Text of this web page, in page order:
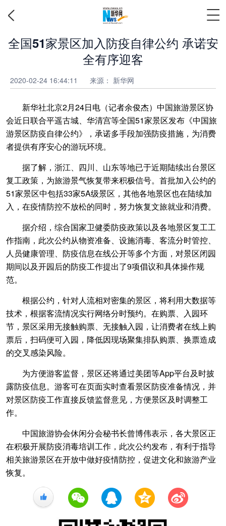
全国51家景区加入防疫自律公约 承诺安
全有序迎客
2020-02-24 16:44:11 来源： 新华网
新华社北京2月24日电（记者余俊杰）中国旅游景区协
会近日联合平遥古城、华清宫等全国51家景区发布《中国旅
游景区防疫自律公约》，承诺多手段加强防疫措施，为消费
者提供有序安心的游玩环境。
据了解，浙江、四川、山东等地已于近期陆续出台景区
复工政策，为旅游景气恢复带来积极信号。首批加入公约的
51家景区中包括33家5A级景区，其他各地景区也在陆续加
入，在疫情防控不放松的同时，努力恢复文旅就业和消费。
据介绍，综合国家卫健委防疫政策以及各地景区复工工
作指南，此次公约从物资准备、设施消毒、客流分时管控、
人员健康管理、防疫信息在线公开等多个方面，对景区闭园
期间以及开园后的防疫工作提出了9项倡议和具体操作规
范。
根据公约，针对人流相对密集的景区，将利用大数据等
技术，根据客流情况实行网络分时预约。在购票、入园环
节，景区采用无接触购票、无接触入园，让消费者在线上购
票后，扫码便可入园，降低因现场聚集排队购票、换票造成
的交叉感染风险。
为方便游客监督，景区还将通过美团等App平台及时披
露防疫信息。游客可在页面实时查看景区防疫准备情况，并
对景区防疫工作直接反馈监督意见，方便景区及时调整工
作。
中国旅游协会休闲分会秘书长曾博伟表示，各大景区正
在积极开展防疫消毒培训工作，此次公约发布，有利于指导
相关旅游景区在开放中做好疫情防控，促进文化和旅游产业
恢复。
+1